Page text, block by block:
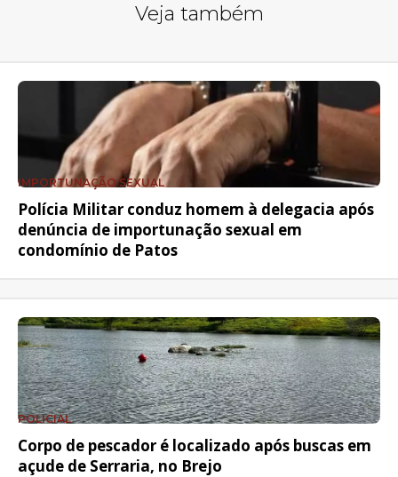
Veja também
IMPORTUNAÇÃO SEXUAL
Polícia Militar conduz homem à delegacia após
denúncia de importunação sexual em
condomínio de Patos
POLICIAL
Corpo de pescador é localizado após buscas em
açude de Serraria, no Brejo